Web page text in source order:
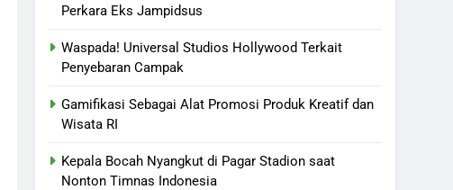
Perkara Eks Jampidsus
Waspada! Universal Studios Hollywood Terkait
Penyebaran Campak
Gamifikasi Sebagai Alat Promosi Produk Kreatif dan
Wisata RI
Kepala Bocah Nyangkut di Pagar Stadion saat
Nonton Timnas Indonesia